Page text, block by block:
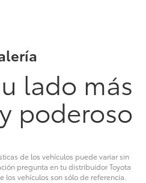
lado más
poderoso
de los vehículos puede variar sin
pregunta en tu distribuidor Toyota
los vehículos son sólo de referencia.